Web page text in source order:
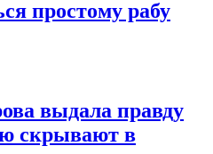
простому рабу
выдала правду
скрывают в